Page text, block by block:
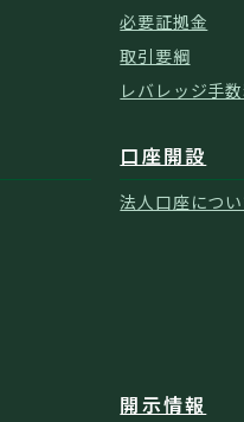
必要証拠金
取引要綱
レバレッジ手
口座開設
法人口座につい
開示情報